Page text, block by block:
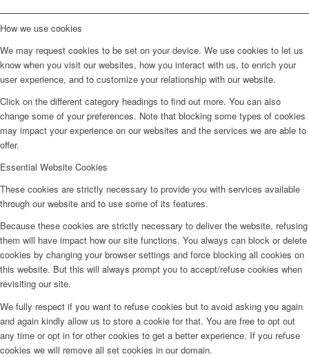
How we use cookies
We may request cookies to be set on your device. We use cookies to let us
know when you visit our websites, how you interact with us, to enrich your
user experience, and to customize your relationship with our website.
Click on the different category headings to find out more. You can also
change some of your preferences. Note that blocking some types of cookies
may impact your experience on our websites and the services we are able to
offer.
Essential Website Cookies
These cookies are strictly necessary to provide you with services available
through our website and to use some of its features.
Because these cookies are strictly necessary to deliver the website, refusing
them will have impact how our site functions. You always can block or delete
cookies by changing your browser settings and force blocking all cookies on
this website. But this will always prompt you to accept/refuse cookies when
revisiting our site.
We fully respect if you want to refuse cookies but to avoid asking you again
and again kindly allow us to store a cookie for that. You are free to opt out
any time or opt in for other cookies to get a better experience. If you refuse
cookies we will remove all set cookies in our domain.